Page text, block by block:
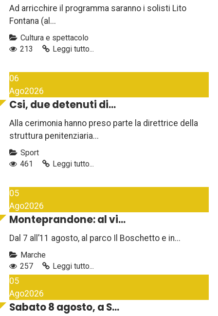
Ad arricchire il programma saranno i solisti Lito
Fontana (al...
Cultura e spettacolo
213
Leggi tutto...
06
Ago2026
Csi, due detenuti di...
Alla cerimonia hanno preso parte la direttrice della
struttura penitenziaria...
Sport
461
Leggi tutto...
05
Ago2026
Monteprandone: al vi...
Dal 7 all’11 agosto, al parco Il Boschetto e in...
Marche
257
Leggi tutto...
05
Ago2026
Sabato 8 agosto, a S...